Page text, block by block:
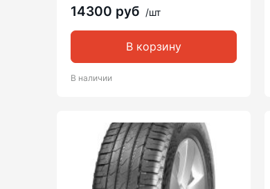
14300 руб /шт
В корзину
В наличии